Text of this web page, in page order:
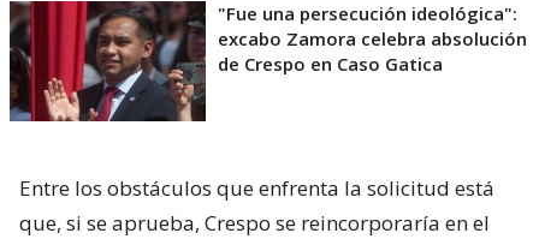
"Fue una persecución ideológica":
excabo Zamora celebra absolución
de Crespo en Caso Gatica
Entre los obstáculos que enfrenta la solicitud está
que, si se aprueba, Crespo se reincorporaría en el